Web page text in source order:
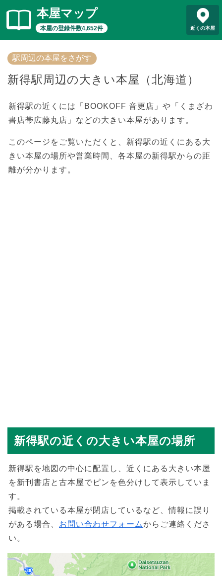
本屋マップ
本屋の登録件数4,652件 近くの本屋
駅周辺の本屋をさがす
新得駅周辺の大きい本屋（北海道）
新得駅の近くには「BOOKOFF 音更店」や「くまざわ
書店帯広藤丸店」などの大きい本屋があります。
このページをご覧いただくと、新得駅の近くにある大
きい本屋の場所や営業時間、各本屋の新得駅からの距
離が分かります。
新得駅の近くの大きい本屋の場所
新得駅を地図の中心に配置し、近くにある大きい本屋
を新刊書店と古本屋でピンを色分けして表示していま
す。
掲載されている本屋が閉店しているなど、情報に誤り
がある場合、 お問い合わせフォームからご連絡くださ
い。